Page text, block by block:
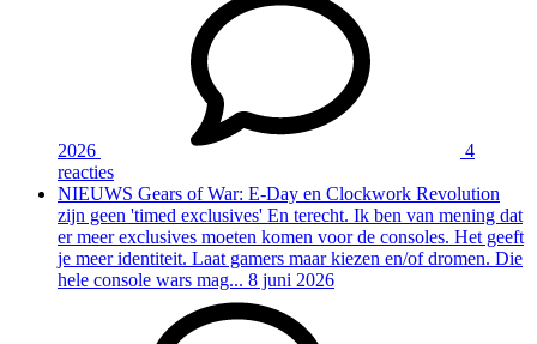
2026
4
reacties
NIEUWS Gears of War: E-Day en Clockwork Revolution
zijn geen 'timed exclusives' En terecht. Ik ben van mening dat
er meer exclusives moeten komen voor de consoles. Het geeft
je meer identiteit. Laat gamers maar kiezen en/of dromen. Die
hele console wars mag... 8 juni 2026